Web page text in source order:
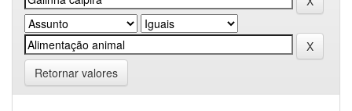
Retornar valores